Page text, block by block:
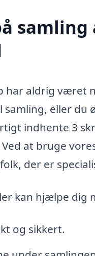
har aldrig været
eller du
indhente 3
at bruge
der er
kan hjælpe dig
og sikkert.